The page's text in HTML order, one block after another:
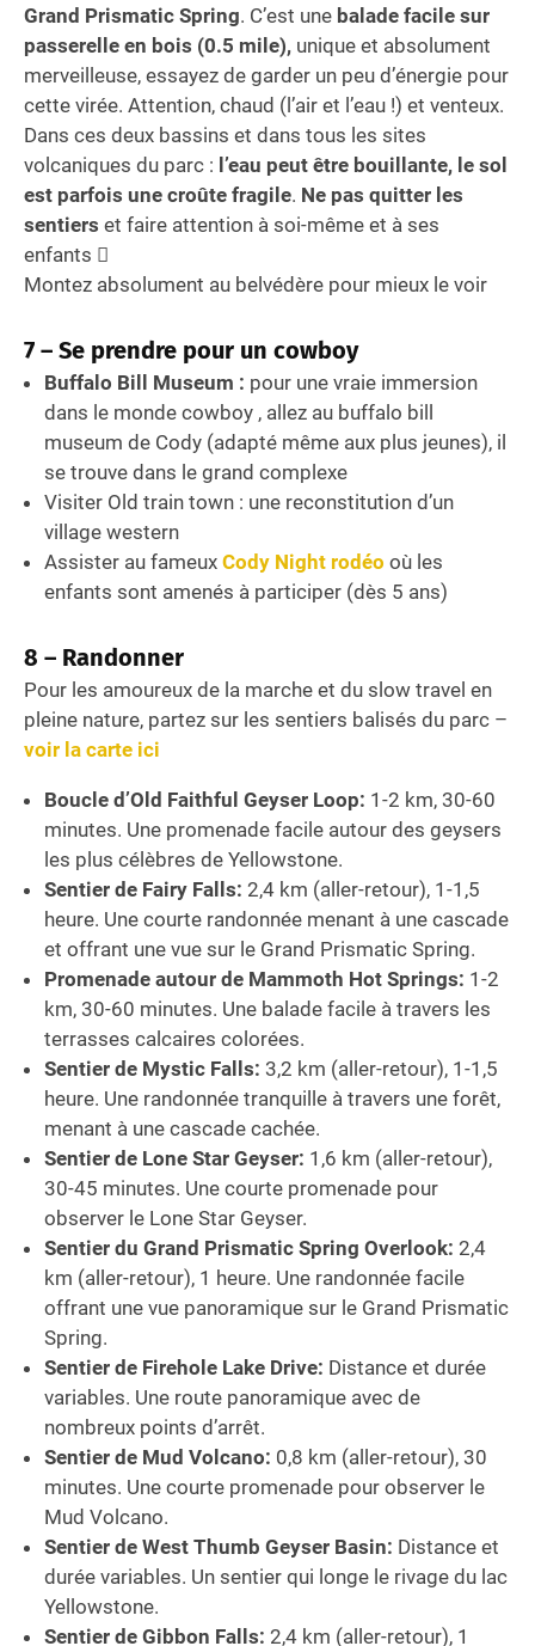
Grand Prismatic Spring. C’est une balade facile sur
passerelle en bois (0.5 mile), unique et absolument
merveilleuse, essayez de garder un peu d’énergie pour
cette virée. Attention, chaud (l’air et l’eau !) et venteux.
Dans ces deux bassins et dans tous les sites
volcaniques du parc : l’eau peut être bouillante, le sol
est parfois une croûte fragile. Ne pas quitter les
sentiers et faire attention à soi-même et à ses
enfants 
Montez absolument au belvédère pour mieux le voir
7 – Se prendre pour un cowboy
Buffalo Bill Museum : pour une vraie immersion
dans le monde cowboy , allez au buffalo bill
museum de Cody (adapté même aux plus jeunes), il
se trouve dans le grand complexe
Visiter Old train town : une reconstitution d’un
village western
Assister au fameux Cody Night rodéo où les
enfants sont amenés à participer (dès 5 ans)
8 – Randonner
Pour les amoureux de la marche et du slow travel en
pleine nature, partez sur les sentiers balisés du parc –
voir la carte ici
Boucle d’Old Faithful Geyser Loop: 1-2 km, 30-60
minutes. Une promenade facile autour des geysers
les plus célèbres de Yellowstone.
Sentier de Fairy Falls: 2,4 km (aller-retour), 1-1,5
heure. Une courte randonnée menant à une cascade
et offrant une vue sur le Grand Prismatic Spring.
Promenade autour de Mammoth Hot Springs: 1-2
km, 30-60 minutes. Une balade facile à travers les
terrasses calcaires colorées.
Sentier de Mystic Falls: 3,2 km (aller-retour), 1-1,5
heure. Une randonnée tranquille à travers une forêt,
menant à une cascade cachée.
Sentier de Lone Star Geyser: 1,6 km (aller-retour),
30-45 minutes. Une courte promenade pour
observer le Lone Star Geyser.
Sentier du Grand Prismatic Spring Overlook: 2,4
km (aller-retour), 1 heure. Une randonnée facile
offrant une vue panoramique sur le Grand Prismatic
Spring.
Sentier de Firehole Lake Drive: Distance et durée
variables. Une route panoramique avec de
nombreux points d’arrêt.
Sentier de Mud Volcano: 0,8 km (aller-retour), 30
minutes. Une courte promenade pour observer le
Mud Volcano.
Sentier de West Thumb Geyser Basin: Distance et
durée variables. Un sentier qui longe le rivage du lac
Yellowstone.
Sentier de Gibbon Falls: 2,4 km (aller-retour), 1